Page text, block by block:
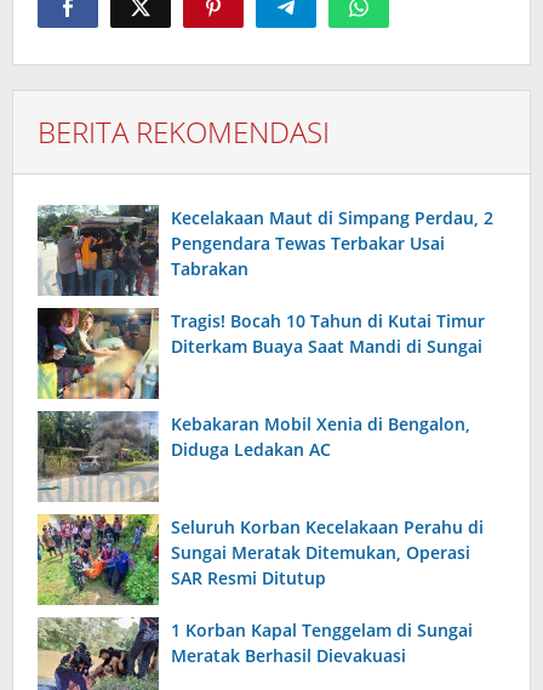
BERITA REKOMENDASI
Kecelakaan Maut di Simpang Perdau, 2
Pengendara Tewas Terbakar Usai
Tabrakan
Tragis! Bocah 10 Tahun di Kutai Timur
Diterkam Buaya Saat Mandi di Sungai
Kebakaran Mobil Xenia di Bengalon,
Diduga Ledakan AC
Seluruh Korban Kecelakaan Perahu di
Sungai Meratak Ditemukan, Operasi
SAR Resmi Ditutup
1 Korban Kapal Tenggelam di Sungai
Meratak Berhasil Dievakuasi